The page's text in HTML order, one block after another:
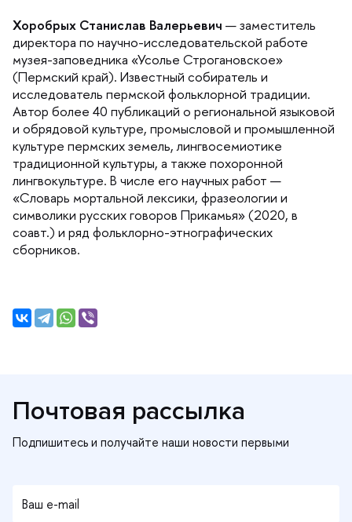
Хоробрых Станислав Валерьевич — заместитель
директора по научно-исследовательской работе
музея-заповедника «Усолье Строгановское»
(Пермский край). Известный собиратель и
исследователь пермской фольклорной традиции.
Автор более 40 публикаций о региональной языковой
и обрядовой культуре, промысловой и промышленной
культуре пермских земель, лингвосемиотике
традиционной культуры, а также похоронной
лингвокультуре. В числе его научных работ —
«Словарь мортальной лексики, фразеологии и
символики русских говоров Прикамья» (2020,
соавт.) и ряд фольклорно-этнографических
сборников.
Почтовая рассылка